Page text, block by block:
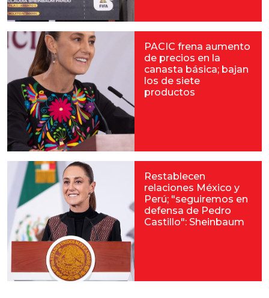
PACIC frena aumento
de precios en la
canasta básica; bajan
los de siete
productos
Restablecen
relaciones México y
Perú; "seguiremos en
defensa de Pedro
Castillo": Sheinbaum